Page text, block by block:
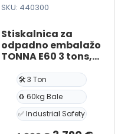
SKU: 440300
Stiskalnica za
odpadno embalažo
TONNA E60 3 tons,
🛠️ 3 Ton
♻️ 60kg Bale
✅ Industrial Safety